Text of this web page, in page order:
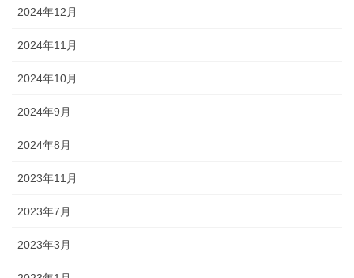
2024年12月
2024年11月
2024年10月
2024年9月
2024年8月
2023年11月
2023年7月
2023年3月